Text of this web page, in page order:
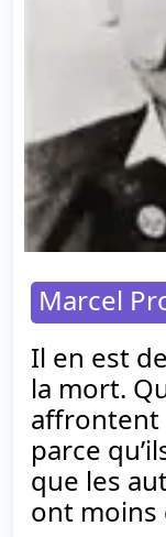
Marcel
Il en est
la mort.
affrontent
parce
que les
ont moins